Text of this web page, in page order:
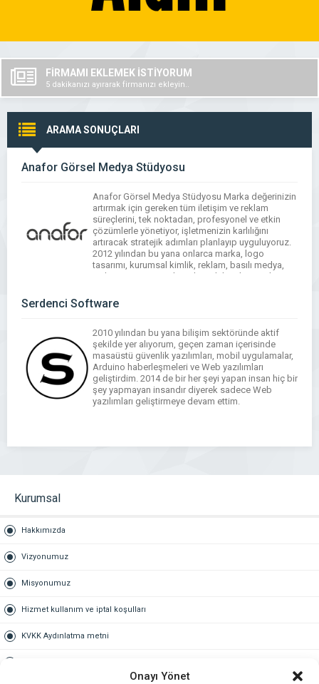
Onayı Yönet
FİRMAMI EKLEMEK İSTİYORUM
5 dakikanızı ayırarak firmanızı ekleyin..
ARAMA SONUÇLARI
Anafor Görsel Medya Stüdyosu
Anafor Görsel Medya Stüdyosu Marka değerinizin
artırmak için gereken tüm iletişim ve reklam
süreçlerini, tek noktadan, profesyonel ve etkin
çözümlerle yönetiyor, işletmenizin karlılığını
artıracak stratejik adımları planlayıp uyguluyoruz.
2012 yılından bu yana onlarca marka, logo
tasarımı, kurumsal kimlik, reklam, basılı medya,
web sitesi ve sosyal medya takibini başarıyla
başarı […]
Serdenci Software
2010 yılından bu yana bilişim sektöründe aktif
şekilde yer alıyorum, geçen zaman içerisinde
masaüstü güvenlik yazılımları, mobil uygulamalar,
Arduino haberleşmeleri ve Web yazılımları
geliştirdim. 2014 de bir her şeyi yapan insan hiç bir
şey yapmayan insandır diyerek sadece Web
yazılımları geliştirmeye devam ettim.
Kurumsal
Hakkımızda
Vizyonumuz
Misyonumuz
Hizmet kullanım ve iptal koşulları
KVKK Aydınlatma metni